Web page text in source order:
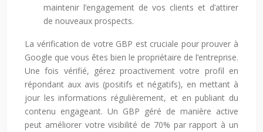
maintenir l’engagement de vos clients et d’attirer
de nouveaux prospects.
La vérification de votre GBP est cruciale pour prouver à
Google que vous êtes bien le propriétaire de l’entreprise.
Une fois vérifié, gérez proactivement votre profil en
répondant aux avis (positifs et négatifs), en mettant à
jour les informations régulièrement, et en publiant du
contenu engageant. Un GBP géré de manière active
peut améliorer votre visibilité de 70% par rapport à un